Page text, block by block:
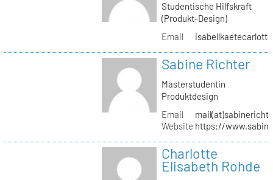
Studentische Hilfskraft
(Produkt-Design)
Email
Sabine Richter
Masterstudentin
Produktdesign
Email
Website https://
Charlotte
Elisabeth Rohde